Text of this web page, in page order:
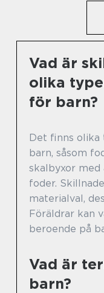
Vad är
olika
för barn?
Det finns
barn, såsom
skalbyxor
foder.
materialval,
Föräldrar kan
beroende på
Vad är
barn?